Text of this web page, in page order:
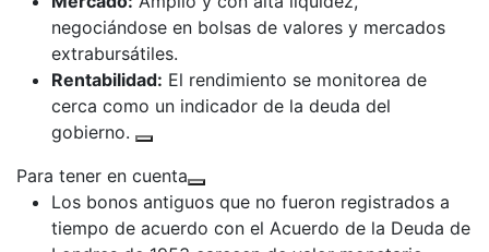
negociándose en bolsas de valores y mercados
extrabursátiles.
Rentabilidad: El rendimiento se monitorea de
cerca como un indicador de la deuda del
gobierno.
Para tener en cuenta
Los bonos antiguos que no fueron registrados a
tiempo de acuerdo con el Acuerdo de la Deuda de